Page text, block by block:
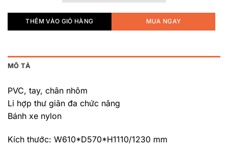
THÊM VÀO GIỎ HÀNG MUA NGAY
MÔ TẢ
PVC, tay, chân nhôm
Li hợp thư giãn đa chức năng
Bánh xe nylon
Kích thước: W610*D570*H1110/1230 mm